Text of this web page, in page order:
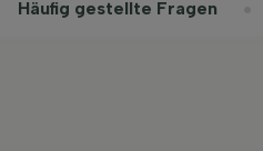
Häufig gestellte Fragen